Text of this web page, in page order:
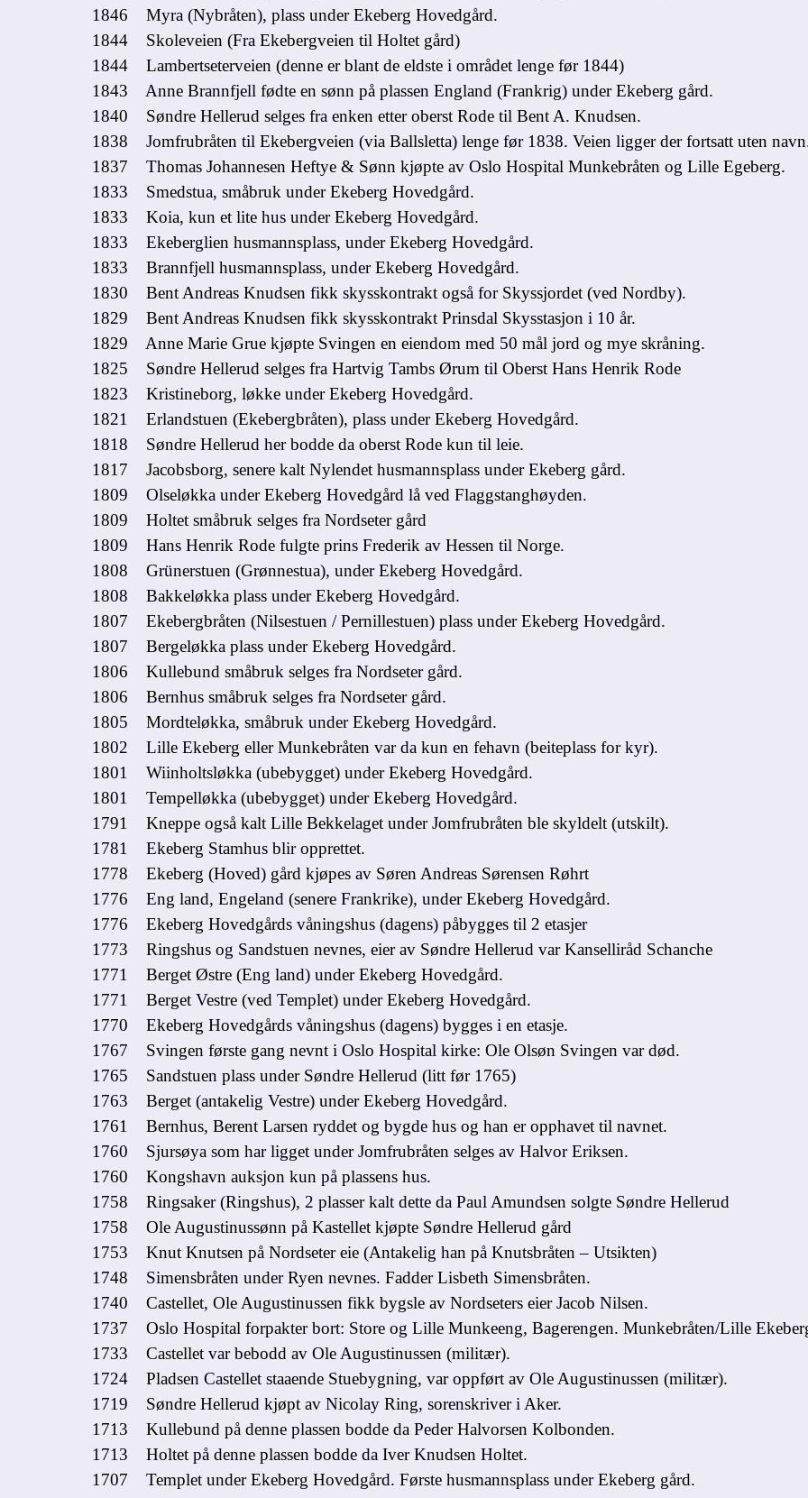
1846 Myra (Nybråten), plass under Ekeberg Hovedgård.
1844 Skoleveien (Fra Ekebergveien til Holtet gård)
1844 Lambertseterveien (denne er blant de eldste i området lenge før 1844)
1843 Anne Brannfjell fødte en sønn på plassen England (Frankrig) under Ekeberg gård.
1840 Søndre Hellerud selges fra enken etter oberst Rode til Bent A. Knudsen.
1838 Jomfrubråten til Ekebergveien (via Ballsletta) lenge før 1838. Veien ligger der fortsatt uten
1837 Thomas Johannesen Heftye & Sønn kjøpte av Oslo Hospital Munkebråten og Lille Egeberg.
1833 Smedstua, småbruk under Ekeberg Hovedgård.
1833 Koia, kun et lite hus under Ekeberg Hovedgård.
1833 Ekeberglien husmannsplass, under Ekeberg Hovedgård.
1833 Brannfjell husmannsplass, under Ekeberg Hovedgård.
1830 Bent Andreas Knudsen fikk skysskontrakt også for Skyssjordet (ved Nordby).
1829 Bent Andreas Knudsen fikk skysskontrakt Prinsdal Skysstasjon i 10 år.
1829 Anne Marie Grue kjøpte Svingen en eiendom med 50 mål jord og mye skråning.
1825 Søndre Hellerud selges fra Hartvig Tambs Ørum til Oberst Hans Henrik Rode
1823 Kristineborg, løkke under Ekeberg Hovedgård.
1821 Erlandstuen (Ekebergbråten), plass under Ekeberg Hovedgård.
1818 Søndre Hellerud her bodde da oberst Rode kun til leie.
1817 Jacobsborg, senere kalt Nylendet husmannsplass under Ekeberg gård.
1809 Olseløkka under Ekeberg Hovedgård lå ved Flaggstanghøyden.
1809 Holtet småbruk selges fra Nordseter gård
1809 Hans Henrik Rode fulgte prins Frederik av Hessen til Norge.
1808 Grünerstuen (Grønnestua), under Ekeberg Hovedgård.
1808 Bakkeløkka plass under Ekeberg Hovedgård.
1807 Ekebergbråten (Nilsestuen / Pernillestuen) plass under Ekeberg Hovedgård.
1807 Bergeløkka plass under Ekeberg Hovedgård.
1806 Kullebund småbruk selges fra Nordseter gård.
1806 Bernhus småbruk selges fra Nordseter gård.
1805 Mordteløkka, småbruk under Ekeberg Hovedgård.
1802 Lille Ekeberg eller Munkebråten var da kun en fehavn (beiteplass for kyr).
1801 Wiinholtsløkka (ubebygget) under Ekeberg Hovedgård.
1801 Tempelløkka (ubebygget) under Ekeberg Hovedgård.
1791 Kneppe også kalt Lille Bekkelaget under Jomfrubråten ble skyldelt (utskilt).
1781 Ekeberg Stamhus blir opprettet.
1778 Ekeberg (Hoved) gård kjøpes av Søren Andreas Sørensen Røhrt
1776 Eng land, Engeland (senere Frankrike), under Ekeberg Hovedgård.
1776 Ekeberg Hovedgårds våningshus (dagens) påbygges til 2 etasjer
1773 Ringshus og Sandstuen nevnes, eier av Søndre Hellerud var Kanselliråd Schanche
1771 Berget Østre (Eng land) under Ekeberg Hovedgård.
1771 Berget Vestre (ved Templet) under Ekeberg Hovedgård.
1770 Ekeberg Hovedgårds våningshus (dagens) bygges i en etasje.
1767 Svingen første gang nevnt i Oslo Hospital kirke: Ole Olsøn Svingen var død.
1765 Sandstuen plass under Søndre Hellerud (litt før 1765)
1763 Berget (antakelig Vestre) under Ekeberg Hovedgård.
1761 Bernhus, Berent Larsen ryddet og bygde hus og han er opphavet til navnet.
1760 Sjursøya som har ligget under Jomfrubråten selges av Halvor Eriksen.
1760 Kongshavn auksjon kun på plassens hus.
1758 Ringsaker (Ringshus), 2 plasser kalt dette da Paul Amundsen solgte Søndre Hellerud
1758 Ole Augustinussønn på Kastellet kjøpte Søndre Hellerud gård
1753 Knut Knutsen på Nordseter eie (Antakelig han på Knutsbråten – Utsikten)
1748 Simensbråten under Ryen nevnes. Fadder Lisbeth Simensbråten.
1740 Castellet, Ole Augustinussen fikk bygsle av Nordseters eier Jacob Nilsen.
1737 Oslo Hospital forpakter bort: Store og Lille Munkeeng, Bagerengen. Munkebråten/Lille
1733 Castellet var bebodd av Ole Augustinussen (militær).
1724 Pladsen Castellet staaende Stuebygning, var oppført av Ole Augustinussen (militær).
1719 Søndre Hellerud kjøpt av Nicolay Ring, sorenskriver i Aker.
1713 Kullebund på denne plassen bodde da Peder Halvorsen Kolbonden.
1713 Holtet på denne plassen bodde da Iver Knudsen Holtet.
1707 Templet under Ekeberg Hovedgård. Første husmannsplass under Ekeberg gård.